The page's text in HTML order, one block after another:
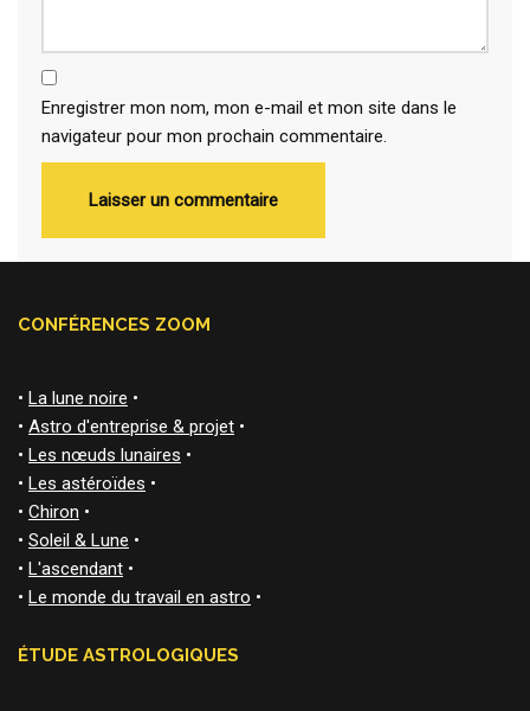
Enregistrer mon nom, mon e-mail et mon site dans le
navigateur pour mon prochain commentaire.
CONFÉRENCES ZOOM
• La lune noire •
• Astro d'entreprise & projet •
• Les nœuds lunaires •
• Les astéroïdes •
• Chiron •
• Soleil & Lune •
• L'ascendant •
• Le monde du travail en astro •
ÉTUDE ASTROLOGIQUES